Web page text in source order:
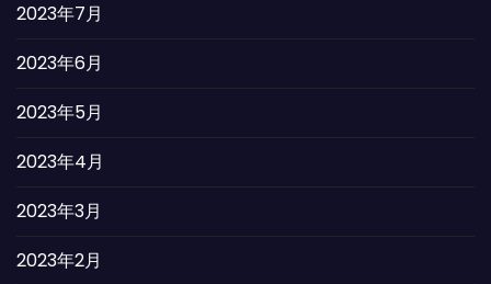
2023年7月
2023年6月
2023年5月
2023年4月
2023年3月
2023年2月